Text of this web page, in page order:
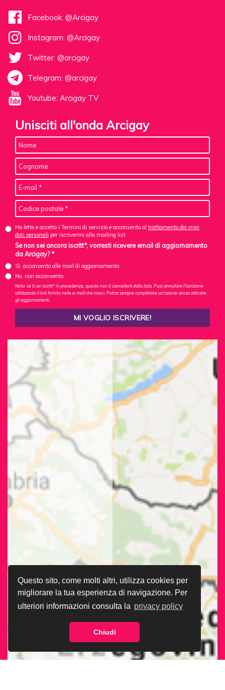
Questo sito, come molti altri, utilizza cookies per
migliorare la tua esperienza di navigazione. Per
ulteriori informazioni consulta la privacy policy
Chiudi
Facebook: @Arcigay
Instagram: @Arcigay
Twitter: @arcigay
Telegram: @arcigay
Youtube: Arcigay TV
Unisciti all'onda Arcigay
Ho letto e accetto i Termini di servizio e acconsento al trattamento dei miei
dati personali per iscrivermi alla mailing list
Se non sei ancora iscritt*, vorresti ricevere email di aggiornamento
da Arcigay? *
Sì, acconsento alle mail di aggiornamento
No, non acconsento
Nota: se ti sei iscritt* in precedenza, questo non ti cancellerà dalla lista. Puoi annullare l'iscrizione
utilizzando il link fornito nelle e-mail che ricevi. Potrai sempre completare un'azione senza attivare
gli aggiornamenti.